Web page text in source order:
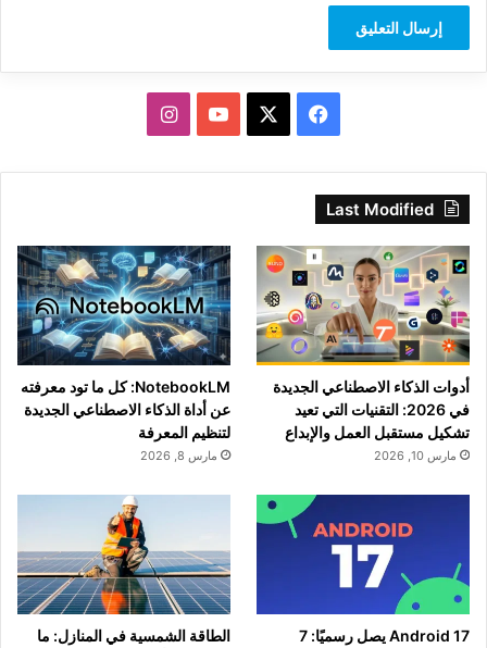
فيسبوك ‫YouTubeانستقرام
Last Modified
أدوات الذكاء الاصطناعي الجديدة
في 2026: التقنيات التي تعيد
تشكيل مستقبل العمل والإبداع
مارس 10, 2026
NotebookLM: كل ما تود معرفته
عن أداة الذكاء الاصطناعي الجديدة
لتنظيم المعرفة
مارس 8, 2026
Android 17 يصل رسميًا: 7
الطاقة الشمسية في المنازل: ما